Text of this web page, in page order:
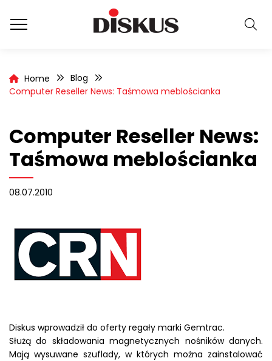
Home
Blog
Computer Reseller News: Taśmowa meblościanka
Computer Reseller News:
Taśmowa meblościanka
08.07.2010
Diskus wprowadził do oferty regały marki Gemtrac.
Służą do składowania magnetycznych nośników danych.
Mają wysuwane szuflady, w których można zainstalować